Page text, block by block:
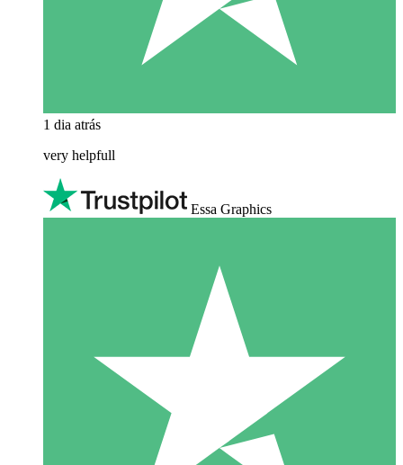
1 dia atrás
very helpfull
Essa Graphics